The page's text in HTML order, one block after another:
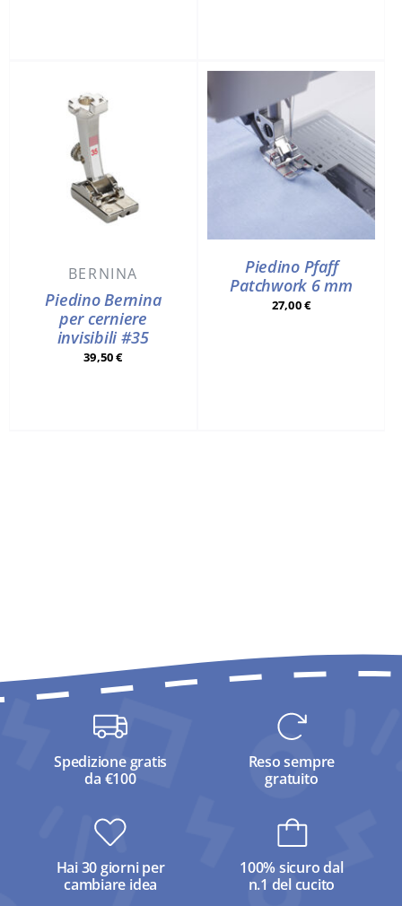
BERNINA
Piedino Bernina
per cerniere
invisibili #35
39,50€
Piedino Pfaff
Patchwork 6 mm
27,00€
Spedizione gratis
da €100
Reso sempre
gratuito
Hai 30 giorni per
cambiare idea
100% sicuro dal
n.1 del cucito